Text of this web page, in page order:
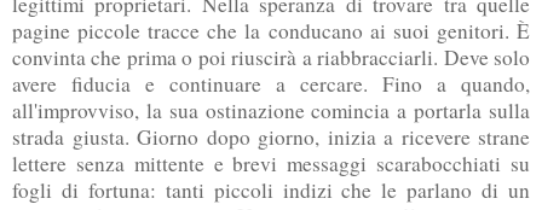
pagine piccole tracce che la conducano ai suoi genitori. È
convinta che prima o poi riuscirà a riabbracciarli. Deve solo
avere fiducia e continuare a cercare. Fino a quando,
all'improvviso, la sua ostinazione comincia a portarla sulla
strada giusta. Giorno dopo giorno, inizia a ricevere strane
lettere senza mittente e brevi messaggi scarabocchiati su
fogli di fortuna: tanti piccoli indizi che le parlano di un